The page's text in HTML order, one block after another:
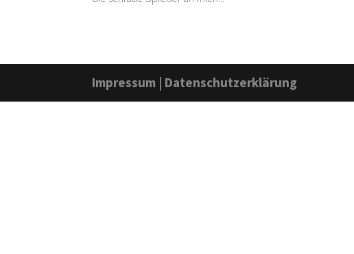
Impressum | Datenschutzerklärung